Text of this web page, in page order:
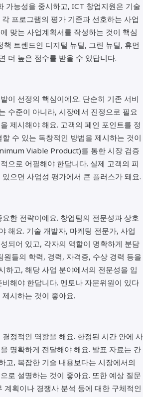
가능성을 중시하고, ICT 창업지원은 기술
프로그램의 평가 기준과 선호하는 사업
맞는 사업계획서를 작성하는 것이 핵심
책 트렌드인 디지털 뉴딜, 그린 뉴딜, 휴먼
더 높은 점수를 받을 수 있답니다.
이 선정의 핵심이에요. 단순히 기존 서비
수준이 아니라, 시장에서 진정으로 필요
제시해야 해요. 고객의 페인 포인트를 정
수 있는 독창적인 방법을 제시하는 것이
Viable Product)를 통한 시장 검증
으로 어필해야 한답니다. 실제 고객의 피
으면 사업성 평가에서 큰 플러스가 돼요.
한 전략이에요. 창업팀의 전문성과 상호
해요. 기술 개발자, 마케팅 전문가, 사업
되어 있고, 각자의 역할이 명확하게 분담
원들의 학력, 경력, 자격증, 수상 경력 등을
하고, 해당 사업 분야에서의 전문성을 입
해야 한답니다. 멘토나 자문위원이 있다
시하는 것이 좋아요.
정적인 역할을 해요. 한정된 시간 안에 사
명확하게 전달해야 해요. 발표 자료는 간
고, 복잡한 기술 내용보다는 시장에서의
로 설명하는 것이 좋아요. 또한 예상 질문
계획이나 경쟁사 분석 등에 대한 구체적인